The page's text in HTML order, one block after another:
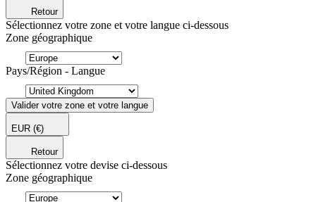
Retour
Sélectionnez votre zone et votre langue ci-dessous
Zone géographique
Pays/Région - Langue
Valider votre zone et votre langue
EUR (€)
Retour
Sélectionnez votre devise ci-dessous
Zone géographique